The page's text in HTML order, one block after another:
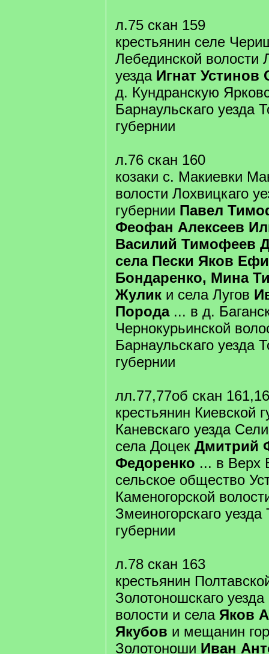
л.75 скан 159
крестьянин селе
Лебединской волости
уезда Игнат Устинов
д. Кундранскую
Барнаульскаго уезда
губернии
л.76 скан 160
козаки с. Макиевки
волости Лохвицкаго
губернии Павел
Феофан Алексеев
Василий Тимофеев
села Пески Яков
Бондаренко, Мина
Жулик и села Лугов
Порода... в д.
Чернокурьинской
Барнаульскаго уезда
губернии
лл.77,77об скан
крестьянин Киевской
Каневскаго уезда
села Доцек Дмитрий
Федоренко ... в Верх
сельское общество
Каменогорской
Змеиногорскаго уезда
губернии
л.78 скан 163
крестьянин
Золотоношскаго
волости и села Яков
Якубов и мещанин
Золотоноши Иван